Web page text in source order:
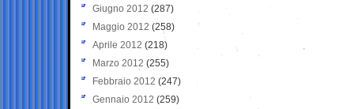
Giugno 2012 (287)
Maggio 2012 (258)
Aprile 2012 (218)
Marzo 2012 (255)
Febbraio 2012 (247)
Gennaio 2012 (259)